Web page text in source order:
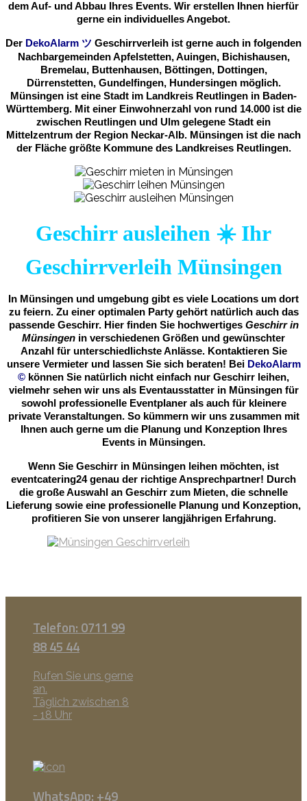
dem Auf- und Abbau Ihres Events. Wir erstellen Ihnen hierfür
gerne ein individuelles Angebot.
Der DekoAlarm ツ Geschirrverleih ist gerne auch in folgenden
Nachbargemeinden Apfelstetten, Auingen, Bichishausen,
Bremelau, Buttenhausen, Böttingen, Dottingen,
Dürrenstetten, Gundelfingen, Hundersingen möglich.
Münsingen ist eine Stadt im Landkreis Reutlingen in Baden-
Württemberg. Mit einer Einwohnerzahl von rund 14.000 ist die
zwischen Reutlingen und Ulm gelegene Stadt ein
Mittelzentrum der Region Neckar-Alb. Münsingen ist die nach
der Fläche größte Kommune des Landkreises Reutlingen.
Geschirr ausleihen ☀️ Ihr
Geschirrverleih Münsingen
In Münsingen und umgebung gibt es viele Locations um dort
zu feiern. Zu einer optimalen Party gehört natürlich auch das
passende Geschirr. Hier finden Sie hochwertiges Geschirr in
Münsingen in verschiedenen Größen und gewünschter
Anzahl für unterschiedlichste Anlässe. Kontaktieren Sie
unsere Vermieter und lassen Sie sich beraten! Bei DekoAlarm
© können Sie natürlich nicht einfach nur Geschirr leihen,
vielmehr sehen wir uns als Eventausstatter in Münsingen für
sowohl professionelle Eventplaner als auch für kleinere
private Veranstaltungen. So kümmern wir uns zusammen mit
Ihnen auch gerne um die Planung und Konzeption Ihres
Events in Münsingen.
Wenn Sie Geschirr in Münsingen leihen möchten, ist
eventcatering24 genau der richtige Ansprechpartner! Durch
die große Auswahl an Geschirr zum Mieten, die schnelle
Lieferung sowie eine professionelle Planung und Konzeption,
profitieren Sie von unserer langjährigen Erfahrung.
Telefon: 0711 99
88 45 44
Rufen Sie uns gerne
an.
Täglich zwischen 8
- 18 Uhr
WhatsApp: +49